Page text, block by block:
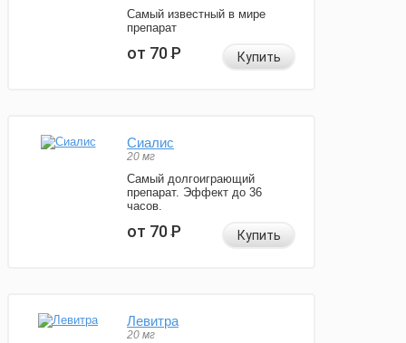
Самый известный в мире
препарат
от 70Р Купить
Сиалис
20 мг
Самый долгоиграющий
препарат. Эффект до 36
часов.
от 70Р Купить
Левитра
20 мг